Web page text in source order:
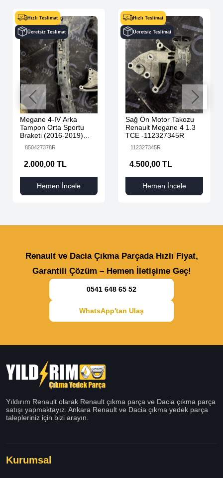
Hızlı Teslimat
Ücretsiz Teslimat
Megane 4-IV Arka
Tampon Orta Sportu
Braketi (2016-2019)
Mais
850427378R
2.000,00 TL
Hemen İncele
Hızlı Teslimat
Ücretsiz Teslimat
Sağ Ön Motor Takozu
Renault Megane 4 1.3
TCE -112327345R
112327345R
4.500,00 TL
Hemen İncele
Renault ve Dacia Çıkma Parçada Hızlı Fiyat,
Garantili Çözüm – Hemen İletişime Geç!
0541 648 65 52
WhatsApp'tan Ulaş
Yıldırım Renault olarak Renault çıkma parça ve Dacia çıkma parça
satışı yapmaktayız. Ankara Renault ve Dacia çıkma yedek parça
talepleriniz için bizi arayın.
Kurumsal